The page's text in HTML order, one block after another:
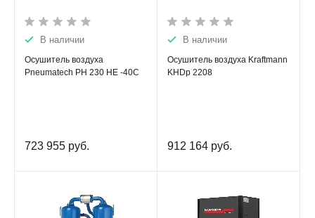
В наличии
Осушитель воздуха
Pneumatech PH 230 HE -40C
723 955 руб.
В наличии
Осушитель воздуха Kraftmann
KHDp 2208
912 164 руб.